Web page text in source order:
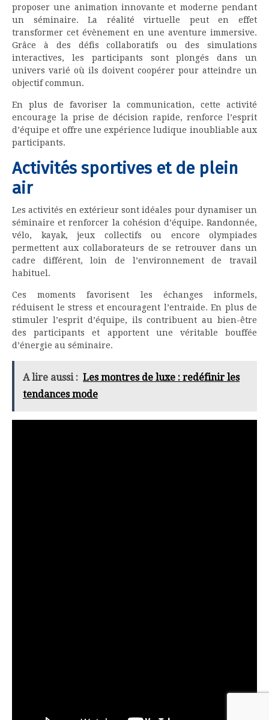
proposer une animation innovante et moderne pendant
un séminaire. La réalité virtuelle peut en effet
transformer cet évènement en une aventure immersive.
Grâce à des défis collaboratifs ou des simulations
interactives, les participants sont plongés dans un
univers varié où ils doivent coopérer pour atteindre un
objectif commun.
En plus de favoriser la communication, cette activité
encourage la prise de décision rapide, renforce l’esprit
d’équipe et offre une expérience ludique inoubliable aux
participants.
Activités sportives et de plein
air
Les activités en extérieur sont idéales pour dynamiser un
séminaire et renforcer la cohésion d’équipe. Randonnée,
vélo, kayak, jeux collectifs ou encore olympiades
permettent aux collaborateurs de se retrouver dans un
cadre différent, loin de l’environnement de travail
habituel.
Ces moments favorisent les échanges informels,
réduisent le stress et encouragent l’entraide. En plus de
stimuler l’esprit d’équipe, ils contribuent au bien-être
des participants et apportent une véritable bouffée
d’énergie au séminaire.
A lire aussi : Les montres de luxe : redéfinir les
tendances mode